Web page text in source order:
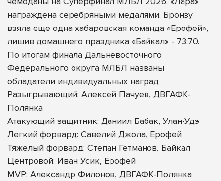
награждена серебряными медалями. Бронзу
взяла еще одна хабаровская команда «Ерофей»,
лишив домашнего праздника «Байкал» - 73:70.
По итогам финала Дальневосточного
Федерального округа МЛБЛ названы
обладатели индивидуальных наград
Разыгрывающий: Алексей Пачуев, ДВГАФК-
Полянка
Атакующий защитник: Даниил Бабак, Улан-Удэ
Легкий форвард: Савелий Джола, Ерофей
Тяжелый форвард: Степан Гетманов, Байкал
Центровой: Иван Усик, Ерофей
MVP: Александр Филонов, ДВГАФК-Полянка